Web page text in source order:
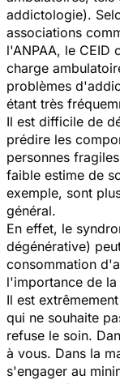
addictologie).
associations
l'ANPAA, le CEID
charge
problèmes
étant très
Il est difficile de
prédire les
personnes
faible estime de
exemple, sont
général.
En effet, le
dégénérative)
consommation
l'importance de
Il est
qui ne souhaite
refuse le soin.
à vous. Dans la
s'engager au